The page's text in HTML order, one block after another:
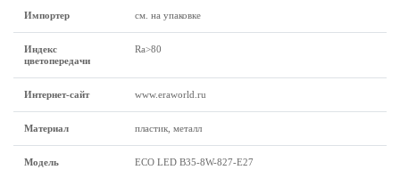
Импортер см. на упаковке
Индекс
цветопередачи
Ra>80
Интернет-сайт www.eraworld.ru
Материал пластик, металл
Модель ECO LED B35-8W-827-E27